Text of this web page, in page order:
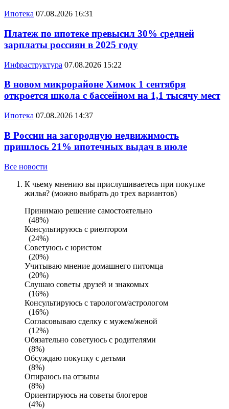
Ипотека 07.08.2026 16:31
Платеж по ипотеке превысил 30% средней
зарплаты россиян в 2025 году
Инфраструктура 07.08.2026 15:22
В новом микрорайоне Химок 1 сентября
откроется школа с бассейном на 1,1 тысячу мест
Ипотека 07.08.2026 14:37
В России на загородную недвижимость
пришлось 21% ипотечных выдач в июле
Все новости
К чьему мнению вы прислушиваетесь при покупке
жилья? (можно выбрать до трех вариантов)
Принимаю решение самостоятельно
(48%)
Консультируюсь с риелтором
(24%)
Советуюсь с юристом
(20%)
Учитываю мнение домашнего питомца
(20%)
Слушаю советы друзей и знакомых
(16%)
Консультируюсь с тарологом/астрологом
(16%)
Согласовываю сделку с мужем/женой
(12%)
Обязательно советуюсь с родителями
(8%)
Обсуждаю покупку с детьми
(8%)
Опираюсь на отзывы
(8%)
Ориентируюсь на советы блогеров
(4%)